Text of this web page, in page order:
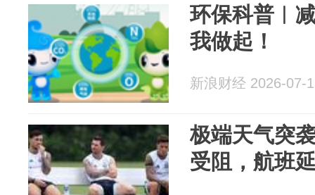
环保科普︱
我做起！
新浪财经 2026-07-
极端天气突
受阻，航班